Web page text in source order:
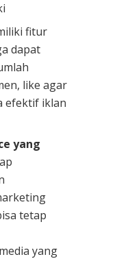
fitur
dapat
like agar
efektif iklan
yang
tetap
yang